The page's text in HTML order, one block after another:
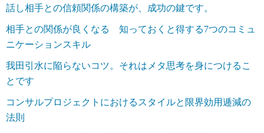
話し相手との信頼関係の構築が、成功の鍵です。
相手との関係が良くなる 知っておくと得する7つのコミュ
ニケーションスキル
我田引水に陥らないコツ。それはメタ思考を身につけるこ
とです
コンサルプロジェクトにおけるスタイルと限界効用逓減の
法則